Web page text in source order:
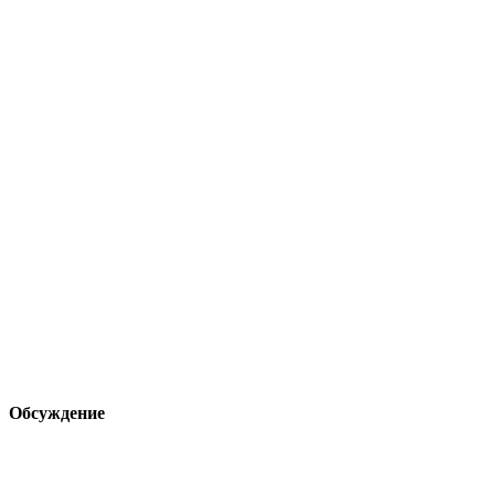
Обсуждение